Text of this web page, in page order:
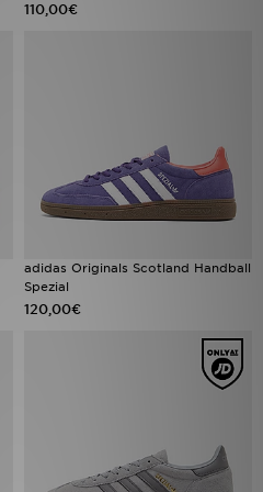
110,00€
adidas Originals Scotland Handball
Spezial
120,00€